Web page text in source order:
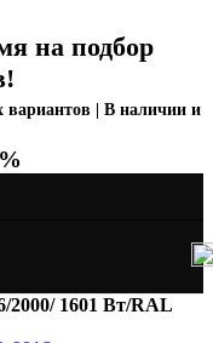
на подбор
вариантов | В наличии и
1601 Bт/RAL